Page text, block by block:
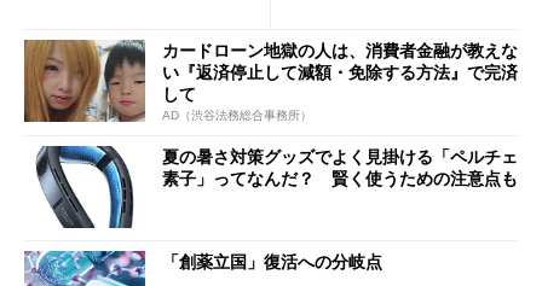
カードローン地獄の人は、消費者金融が教えな
い『返済停止して減額・免除する方法』で完済
して
AD（渋谷法務総合事務所）
夏の暑さ対策グッズでよく見掛ける「ペルチェ
素子」ってなんだ？ 賢く使うための注意点も
「創薬立国」復活への分岐点